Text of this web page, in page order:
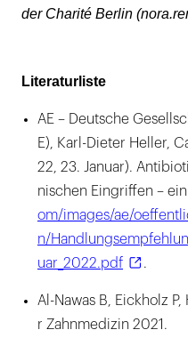
der Charité Berlin
Literaturliste
AE – Deutsche
E), Karl-Dieter Heller,
22, 23. Januar).
nischen Eingriffen –
om/images/ae/
n/
uar_2022.pdf
.
Al-Nawas B, Eickholz
r Zahnmedizin 2021.